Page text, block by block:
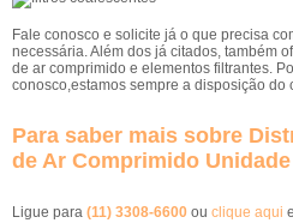
Fale conosco e solicite já o que precisa
necessária. Além dos já citados, também
de ar comprimido e elementos filtrantes.
conosco,estamos sempre a disposição do
Para saber mais sobre
de Ar Comprimido
Ligue para (11) 3308-6600 ou clique aqui